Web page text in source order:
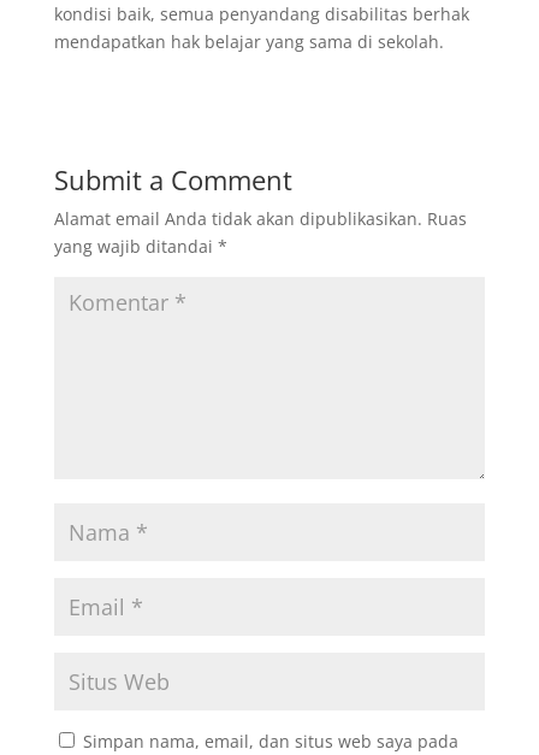
kondisi baik, semua penyandang disabilitas berhak
mendapatkan hak belajar yang sama di sekolah.
Submit a Comment
Alamat email Anda tidak akan dipublikasikan. Ruas
yang wajib ditandai *
Simpan nama, email, dan situs web saya pada